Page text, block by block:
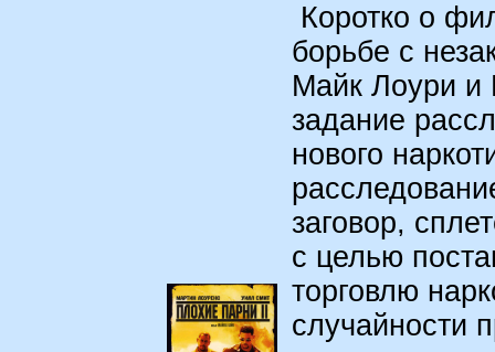
Коротко о
борьбе с
Майк Лоури и
задание
нового
заговор,
с целью
торговлю
случайности